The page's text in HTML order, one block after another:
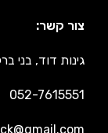
צור קשר:
גינות דוד, בני
052-7615551